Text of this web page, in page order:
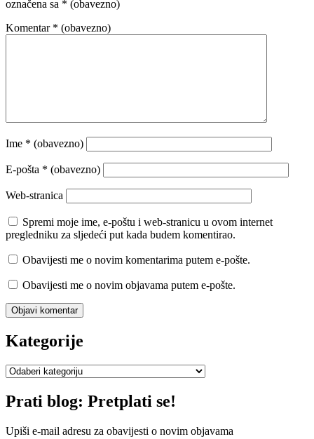
označena sa * (obavezno)
Komentar * (obavezno)
Ime * (obavezno)
E-pošta * (obavezno)
Web-stranica
Spremi moje ime, e-poštu i web-stranicu u ovom internet
pregledniku za sljedeći put kada budem komentirao.
Obavijesti me o novim komentarima putem e-pošte.
Obavijesti me o novim objavama putem e-pošte.
Kategorije
Kategorije
Prati blog: Pretplati se!
Upiši e-mail adresu za obavijesti o novim objavama